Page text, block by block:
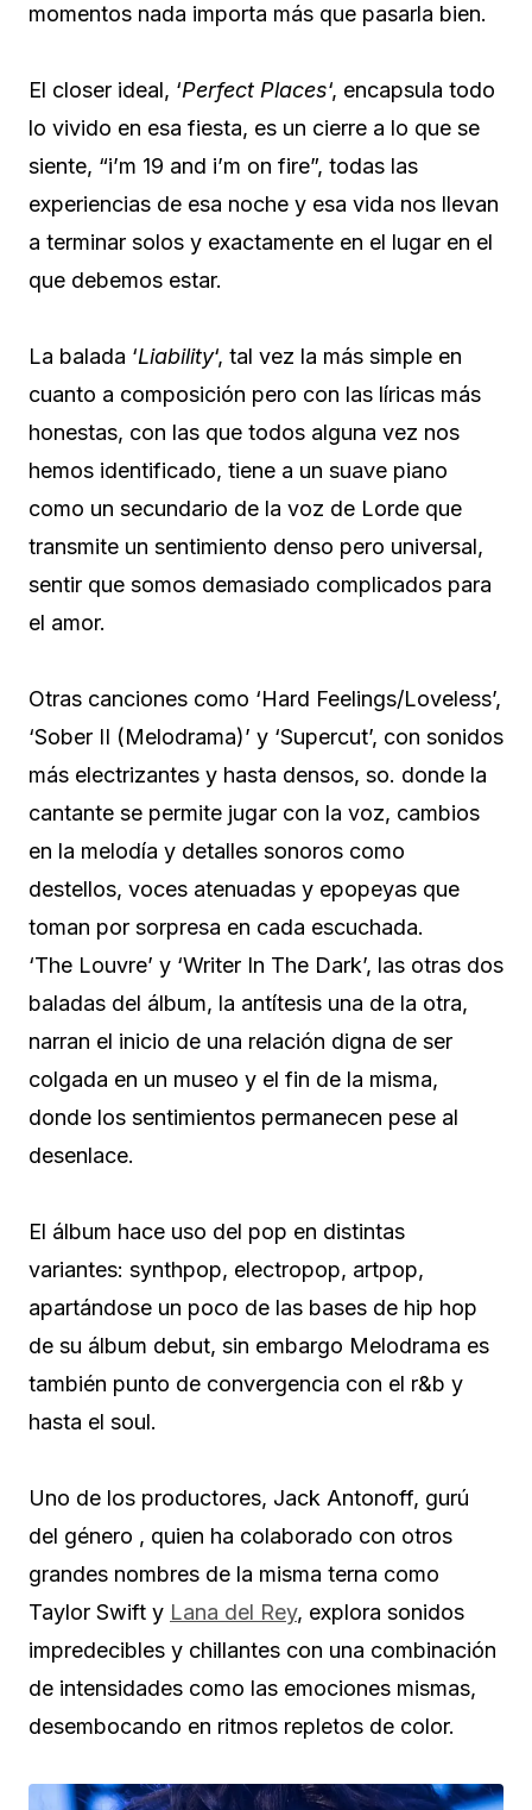
momentos nada importa más que pasarla bien.
El closer ideal, ‘Perfect Places‘, encapsula todo
lo vivido en esa fiesta, es un cierre a lo que se
siente, “i’m 19 and i’m on fire”, todas las
experiencias de esa noche y esa vida nos llevan
a terminar solos y exactamente en el lugar en el
que debemos estar.
La balada ‘Liability‘, tal vez la más simple en
cuanto a composición pero con las líricas más
honestas, con las que todos alguna vez nos
hemos identificado, tiene a un suave piano
como un secundario de la voz de Lorde que
transmite un sentimiento denso pero universal,
sentir que somos demasiado complicados para
el amor.
Otras canciones como ‘Hard Feelings/Loveless’,
‘Sober II (Melodrama)’ y ‘Supercut’, con sonidos
más electrizantes y hasta densos, so. donde la
cantante se permite jugar con la voz, cambios
en la melodía y detalles sonoros como
destellos, voces atenuadas y epopeyas que
toman por sorpresa en cada escuchada.
‘The Louvre’ y ‘Writer In The Dark’, las otras dos
baladas del álbum, la antítesis una de la otra,
narran el inicio de una relación digna de ser
colgada en un museo y el fin de la misma,
donde los sentimientos permanecen pese al
desenlace.
El álbum hace uso del pop en distintas
variantes: synthpop, electropop, artpop,
apartándose un poco de las bases de hip hop
de su álbum debut, sin embargo Melodrama es
también punto de convergencia con el r&b y
hasta el soul.
Uno de los productores, Jack Antonoff, gurú
del género , quien ha colaborado con otros
grandes nombres de la misma terna como
Taylor Swift y Lana del Rey, explora sonidos
impredecibles y chillantes con una combinación
de intensidades como las emociones mismas,
desembocando en ritmos repletos de color.